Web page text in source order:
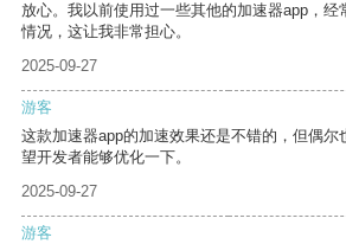
放心。我以前使用过一些其他的加速器app，经
情况，这让我非常担心。
2025-09-27
游客
这款加速器app的加速效果还是不错的，但偶尔
望开发者能够优化一下。
2025-09-27
游客